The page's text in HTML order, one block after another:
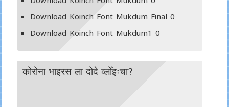
Download Koinch Font Mukdum Final 0
Download Koinch Font Mukdum1 0
कोरोना भाइरस ला दोदे व्लोँइःचा?